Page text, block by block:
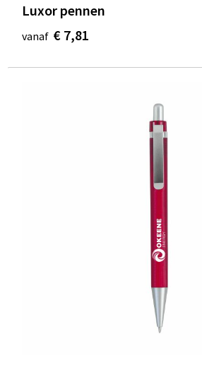
Luxor pennen
vanaf € 7,81